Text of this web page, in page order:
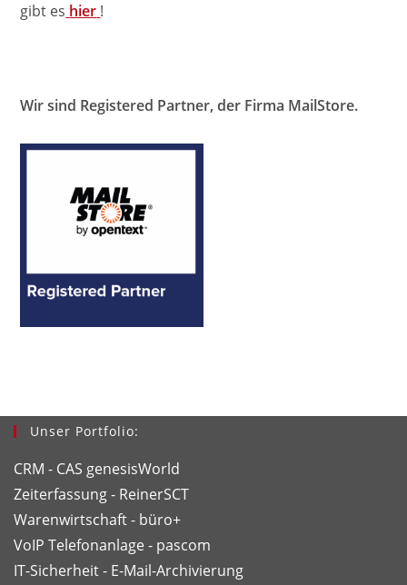
gibt es hier !
Wir sind Registered Partner, der Firma MailStore.
Unser Portfolio:
CRM - CAS genesisWorld
Zeiterfassung - ReinerSCT
Warenwirtschaft - büro+
VoIP Telefonanlage - pascom
IT-Sicherheit - E-Mail-Archivierung